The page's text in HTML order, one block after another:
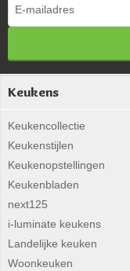
Keukens
Keukencollectie
Keukenstijlen
Keukenopstellingen
Keukenbladen
next125
i-luminate keukens
Landelijke keuken
Woonkeuken